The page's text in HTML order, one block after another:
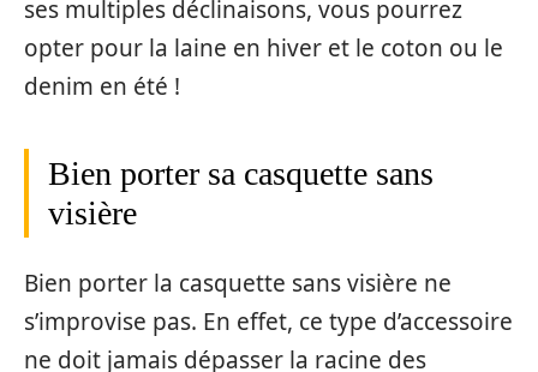
ses multiples déclinaisons, vous pourrez
opter pour la laine en hiver et le coton ou le
denim en été !
Bien porter sa casquette sans
visière
Bien porter la casquette sans visière ne
s’improvise pas. En effet, ce type d’accessoire
ne doit jamais dépasser la racine des